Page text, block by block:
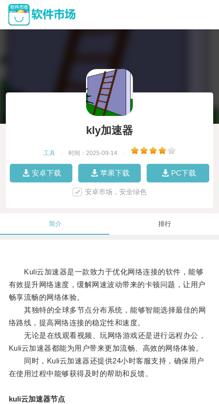
kly加速器
工具 时间：2025-09-14
安卓下载 苹果下载 PC下载
安卓市场，安全绿色
简介 排行
Kuli云加速器是一款致力于优化网络连接的软件，能够
有效提升网络速度，缓解网速波动带来的卡顿问题，让用户
畅享流畅的网络体验。
其独特的全球多节点分布系统，能够智能选择最佳的网
络路线，提高网络连接的稳定性和速度。
无论是在线观看视频、玩网络游戏还是进行远程办公，
Kuli云加速器都能为用户带来更加流畅、高效的网络体验。
同时，Kuli云加速器还提供24小时客服支持，确保用户
在使用过程中能够获得及时的帮助和反馈。
kuli云加速器节点